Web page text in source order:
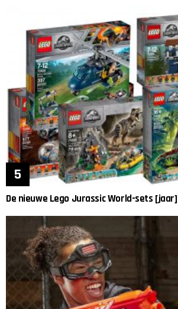
De nieuwe Lego Jurassic World-sets [jaar]